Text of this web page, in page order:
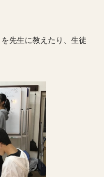
先生に教えたり、生徒